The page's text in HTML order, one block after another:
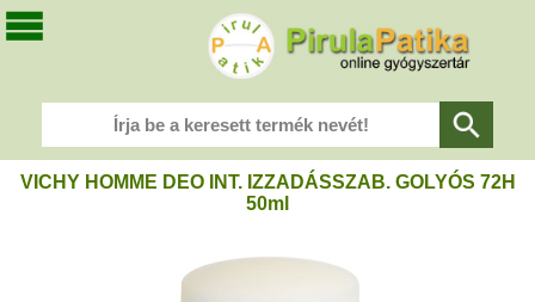
VICHY HOMME DEO INT. IZZADÁSSZAB. GOLYÓS 72H
50ml